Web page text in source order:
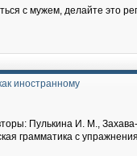
с мужем, делайте это
иностранному
Пулькина И. М.,
грамматика с